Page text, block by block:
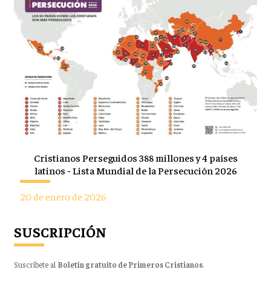
Cristianos Perseguidos 388 millones y 4 países
latinos - Lista Mundial de la Persecución 2026
20 de enero de 2026
SUSCRIPCIÓN
Suscríbete al Boletín gratuito de Primeros Cristianos.